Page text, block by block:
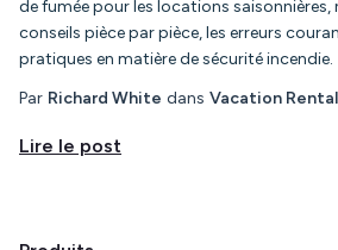
de fumée pour les locations
conseils pièce par pièce, les erreurs
pratiques en matière de sécurité incendie.
Par Richard White dans Vacation
Lire le post